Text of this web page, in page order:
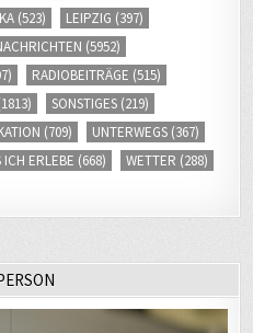
(523) LEIPZIG (397)
(5952)
RADIOBEITRÄGE (515)
SONSTIGES (219)
(709) UNTERWEGS (367)
ICH ERLEBE (668) WETTER (288)